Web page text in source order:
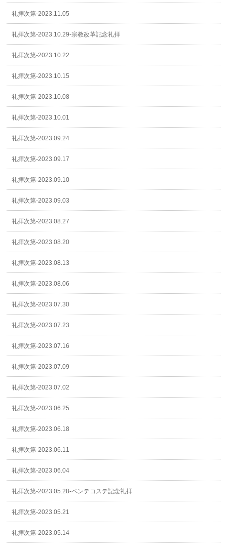
礼拝次第-2023.11.05
礼拝次第-2023.10.29-宗教改革記念礼拝
礼拝次第-2023.10.22
礼拝次第-2023.10.15
礼拝次第-2023.10.08
礼拝次第-2023.10.01
礼拝次第-2023.09.24
礼拝次第-2023.09.17
礼拝次第-2023.09.10
礼拝次第-2023.09.03
礼拝次第-2023.08.27
礼拝次第-2023.08.20
礼拝次第-2023.08.13
礼拝次第-2023.08.06
礼拝次第-2023.07.30
礼拝次第-2023.07.23
礼拝次第-2023.07.16
礼拝次第-2023.07.09
礼拝次第-2023.07.02
礼拝次第-2023.06.25
礼拝次第-2023.06.18
礼拝次第-2023.06.11
礼拝次第-2023.06.04
礼拝次第-2023.05.28-ペンテコステ記念礼拝
礼拝次第-2023.05.21
礼拝次第-2023.05.14